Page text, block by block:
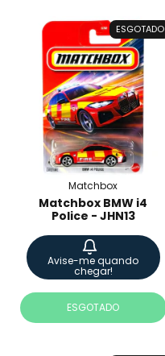
ESGOTADO
Matchbox
Matchbox BMW i4
Police - JHN13
Avise-me quando
chegar!
ESGOTADO